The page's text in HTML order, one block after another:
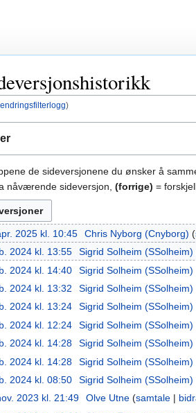
)
de sideversjonene du ønsker å
nåværende sideversjon, (forrige) =
2025 kl. 10:45 Chris Nyborg (Cnyborg)
2024 kl. 13:55 Sigrid Solheim (SSolheim)
2024 kl. 14:40 Sigrid Solheim (SSolheim)
2024 kl. 13:32 Sigrid Solheim (SSolheim)
2024 kl. 13:24 Sigrid Solheim (SSolheim)
2024 kl. 12:24 Sigrid Solheim (SSolheim)
2024 kl. 14:28 Sigrid Solheim (SSolheim)
2024 kl. 14:28 Sigrid Solheim (SSolheim)
2024 kl. 08:50 Sigrid Solheim (SSolheim)
2023 kl. 21:49 Olve Utne samtale